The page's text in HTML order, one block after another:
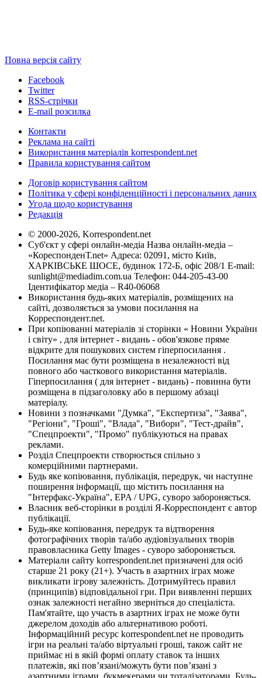
Повна версія сайту
Facebook
Twitter
RSS-стрічки
E-mail розсилка
Контакти
Реклама на сайті
Використання матеріалів korrespondent.net
Правила користування сайтом
Договір користування сайтом
Політика у сфері конфіденційності і персональних даних
Угода щодо користування
Редакція
© 2000-2026, Korrespondent.net
Суб'єкт у сфері онлайн-медіа Назва онлайн-медіа –
«КореспонденТ.net» Адреса: 02091, місто Київ,
ХАРКІВСЬКЕ ШОСЕ, будинок 172-Б, офіс 208/1 E-mail:
sunlight@mediadim.com.ua Телефон: 044-205-43-00
Ідентифікатор медіа – R40-06068
Використання будь-яких матеріалів, розміщених на
сайті, дозволяється за умови посилання на
Корреспондент.net.
При копіюванні матеріалів зі сторінки « Новини України
і світу» , для інтернет - видань - обов'язкове пряме
відкрите для пошукових систем гіперпосилання .
Посилання має бути розміщена в незалежності від
повного або часткового використання матеріалів.
Гіперпосилання ( для інтернет - видань) - повинна бути
розміщена в підзаголовку або в першому абзаці
матеріалу.
Новини з позначками "Думка", "Експертиза", "Заява",
"Регіони", "Гроші", "Влада", "Вибори", "Тест-драйв",
"Спецпроекти", "Промо" публікуються на правах
реклами.
Розділ Спецпроекти створюється спільно з
комерційними партнерами.
Будь яке копіювання, публікація, передрук, чи наступне
поширення інформації, що містить посилання на
"Інтерфакс-Україна", EPA / UPG, суворо забороняється.
Власник веб-сторінки в розділі Я-Корреспондент є автор
публікації.
Будь-яке копіювання, передрук та відтворення
фотографічних творів та/або аудіовізуальних творів
правовласника Getty Images - суворо забороняється.
Матеріали сайту korrespondent.net призначені для осіб
старше 21 року (21+). Участь в азартних іграх може
викликати ігрову залежність. Дотримуйтесь правил
(принципів) відповідальної гри. При виявленні перших
ознак залежності негайно зверніться до спеціаліста.
Пам'ятайте, що участь в азартних іграх не може бути
джерелом доходів або альтернативою роботі.
Інформаційний ресурс korrespondent.net не проводить
ігри на реальні та/або віртуальні гроші, також сайт не
приймає ні в якій формі оплату ставок та інших
платежів, які пов’язані/можуть бути пов’язані з
азартними іграми, букмекерами чи тоталізаторами. Будь-